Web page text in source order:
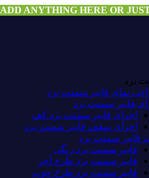
ADD ANYTHING HERE OR
برد
نمای فایبر سمنت برد
فایبر سمنت برد
اجرای فایبر سمنت برد کف
اجرای سقف فایبر سمنت برد
فایبر سمنت برد
فایبر سمنت برد رنگی
فایبر سمنت برد طرح آجر
فایبر سمنت برد طرح چوب